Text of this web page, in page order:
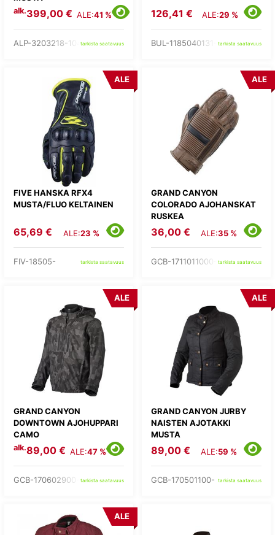
alk.399,00 € ALE:41 %
ALP-3203218-104-tarkista saatavuus
126,41 € ALE:29 %
BUL-1185040131- tarkista saatavuus
FIVE HANSKA RFX4
MUSTA/FLUO KELTAINEN
ALE
65,69 € ALE:23 %
FIV-18505- tarkista saatavuus
GRAND CANYON
COLORADO AJOHANSKAT
RUSKEA
ALE
36,00 € ALE:35 %
GCB-1711011000- tarkista saatavuus
GRAND CANYON
DOWNTOWN AJOHUPPARI
CAMO
ALE
alk.89,00 € ALE:47 %
GCB-170602900- tarkista saatavuus
GRAND CANYON JURBY
NAISTEN AJOTAKKI
MUSTA
ALE
89,00 € ALE:59 %
GCB-170501100- tarkista saatavuus
ALE